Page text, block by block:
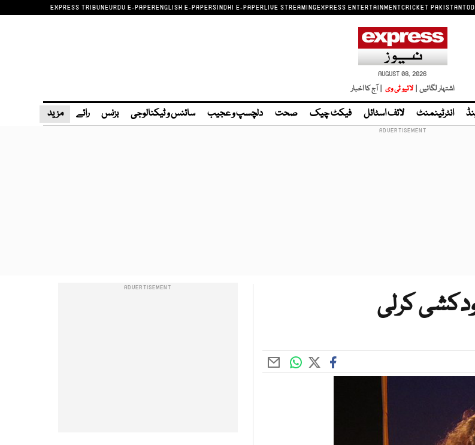
EXPRESS TRIBUNEURDU E-PAPERENGLISH E-PAPERSINDHI E-PAPERLIVE STREAMINGEXPRESS ENTERTAINMENTCRICKET PAKISTAN
AUGUST 08, 2026
اشتہار لگائیں | لائیو ٹی وی | آج کا اخبار
انٹرٹینمنٹ لائف اسٹائل فیکٹ چیک صحت دلچسپ و عجیب سائنس و ٹیکنالوجی بزنس رائے مزید
کرلی